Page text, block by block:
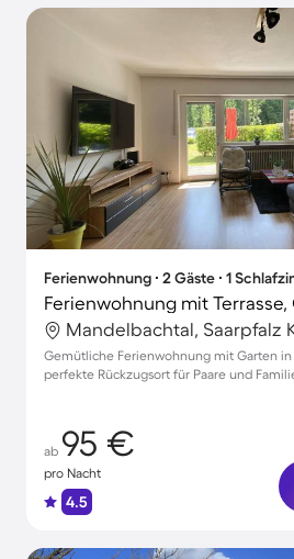
Ferienwohnung ∙ 2 Gäste ∙ 1
Mandelbachtal, Saarpfalz
Gemütliche Ferienwohnung mit Garten
perfekte Rückzugsort für Paare und
ab 95 €
pro Nacht
4.5